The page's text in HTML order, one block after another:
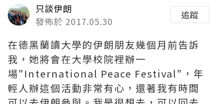
只談伊朗
發佈於 2017.05.30
追蹤
在德黑蘭讀大學的伊朗朋友幾個月前告訴
我，她將會在大學校院裡辦一
場"International Peace Festival"，年
輕人辦這個活動非常有心，還著我有時間